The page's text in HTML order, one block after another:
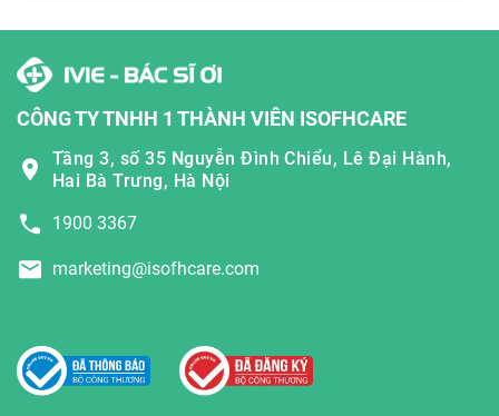
CÔNG TY TNHH 1 THÀNH VIÊN ISOFHCARE
Tầng 3, số 35 Nguyễn Đình Chiểu, Lê Đại Hành,
Hai Bà Trưng, Hà Nội
1900 3367
marketing@isofhcare.com